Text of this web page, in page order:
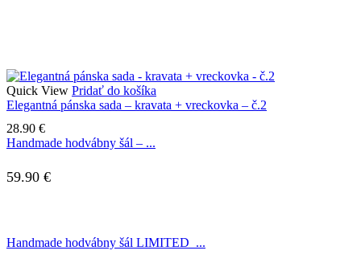
Quick View Pridať do košíka
Elegantná pánska sada – kravata + vreckovka – č.2
28.90 €
Handmade hodvábny šál – ...
59.90 €
Handmade hodvábny šál LIMITED_...